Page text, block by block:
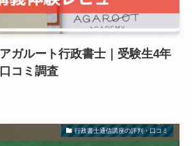
ガルート行政書士｜受験生4年
コミ調査
行政書士通信講座の評判・口コミ